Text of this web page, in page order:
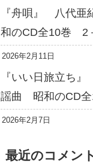
『舟唄』 八代
和のCD全10巻 2
2026年2月11日
『いい日旅立ち
謡曲 昭和のCD
2026年2月7日
最近のコメント